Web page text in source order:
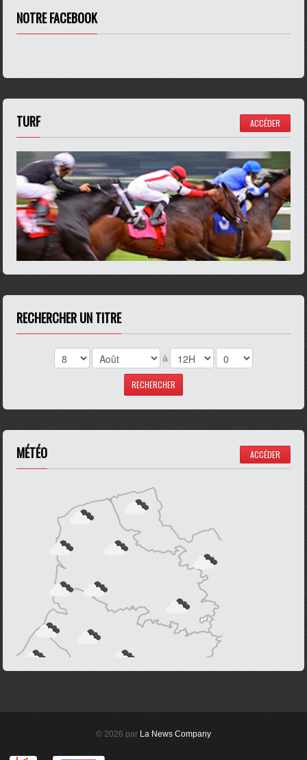
NOTRE FACEBOOK
TURF ACCÉDER
RECHERCHER UN TITRE
à
MÉTÉO ACCÉDER
© 2026 par La News Company